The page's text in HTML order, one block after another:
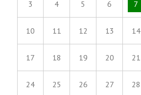
3 4 5 6 7
10 11 12 13 14
17 18 19 20 21
24 25 26 27 28